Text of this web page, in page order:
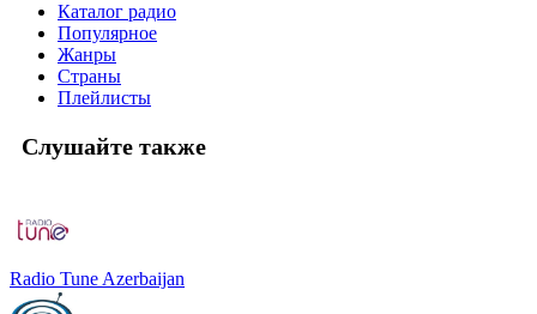
Каталог радио
Популярное
Жанры
Страны
Плейлисты
Слушайте также
Radio Tune Azerbaijan